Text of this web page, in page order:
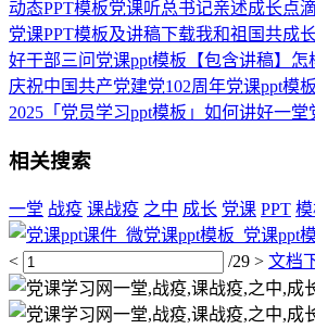
动态PPT模板党课听总书记亲述成长点
党课PPT模板及讲稿下载我和祖国共成
好干部三问党课ppt模板【包含讲稿】
庆祝中国共产党建党102周年党课ppt模
2025「党员学习ppt模板」如何讲好一
相关搜索
一堂 战疫 课战疫 之中 成长 党课 PPT
< /29 > 文档